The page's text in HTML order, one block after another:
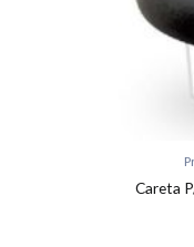
Careta